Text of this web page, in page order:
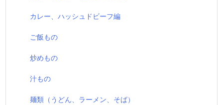
カレー、ハッシュドビーフ編
ご飯もの
炒めもの
汁もの
麺類（うどん、ラーメン、そば）